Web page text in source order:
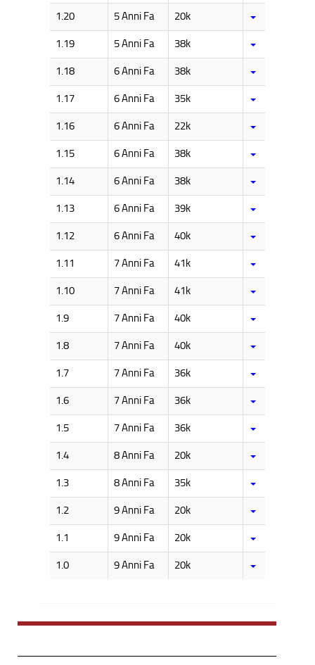
1.20 5 Anni Fa 20k
1.19 5 Anni Fa 38k
1.18 6 Anni Fa 38k
1.17 6 Anni Fa 35k
1.16 6 Anni Fa 22k
1.15 6 Anni Fa 38k
1.14 6 Anni Fa 38k
1.13 6 Anni Fa 39k
1.12 6 Anni Fa 40k
1.11 7 Anni Fa 41k
1.10 7 Anni Fa 41k
1.9 7 Anni Fa 40k
1.8 7 Anni Fa 40k
1.7 7 Anni Fa 36k
1.6 7 Anni Fa 36k
1.5 7 Anni Fa 36k
1.4 8 Anni Fa 20k
1.3 8 Anni Fa 35k
1.2 9 Anni Fa 20k
1.1 9 Anni Fa 20k
1.0 9 Anni Fa 20k